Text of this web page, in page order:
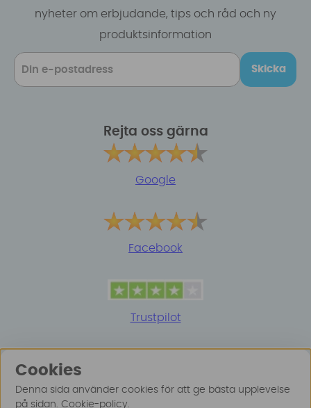
nyheter om erbjudande, tips och råd och ny
produktsinformation
Skicka
Rejta oss gärna
Google
Facebook
Trustpilot
Cookies
Denna sida använder cookies för att ge bästa upplevelse
på sidan. Cookie-policy.